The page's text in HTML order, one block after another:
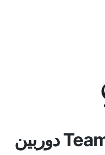
دوربین Teams در Android